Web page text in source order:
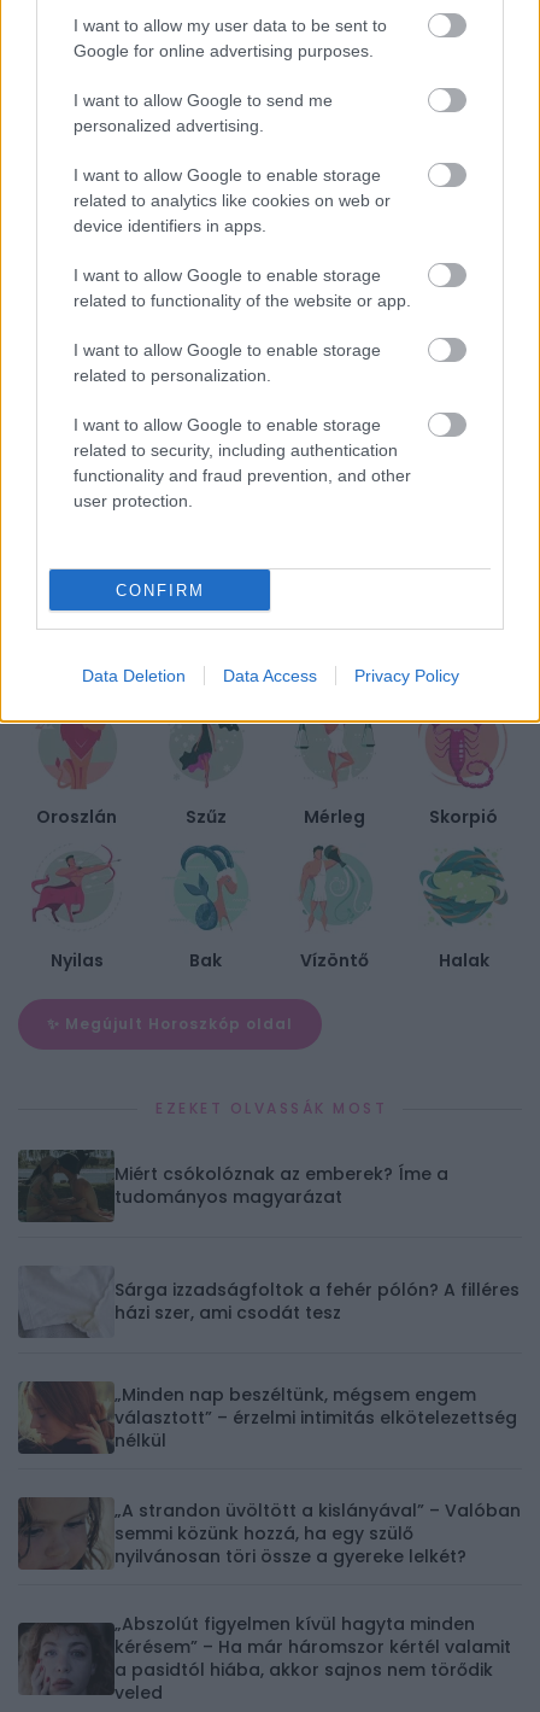
I want to allow my user data to be sent to
Google for online advertising purposes.
I want to allow Google to send me
personalized advertising.
I want to allow Google to enable storage
related to analytics like cookies on web or
device identifiers in apps.
I want to allow Google to enable storage
related to functionality of the website or app.
I want to allow Google to enable storage
related to personalization.
I want to allow Google to enable storage
related to security, including authentication
functionality and fraud prevention, and other
user protection.
CONFIRM
Data Deletion Data Access Privacy Policy
Bosszantó szúnyoghang éjjel? A filléres házi trükk, amitől
reggelig békén hagynak
Ezt a fehér ruhadarabot hordja idén nyáron minden
elegáns nő 40 felett
5 csillagjegy, akinek a nyár közepe váratlan gazdagságot
rosszabb utána
Miért csókolóznak az emberek? Íme a tudományos
magyarázat
Diétás vacsora ötletek: 30 könnyű, de laktató recept a
fogyáshoz
Kos Bika Ikrek Rák
Oroszlán Szűz Mérleg Skorpió
Nyilas Bak Vízöntő Halak
✨ Megújult Horoszkóp oldal
EZEKET OLVASSÁK MOST
Miért csókolóznak az emberek? Íme a
tudományos magyarázat
Sárga izzadságfoltok a fehér pólón? A filléres
házi szer, ami csodát tesz
„Minden nap beszéltünk, mégsem engem
választott” – érzelmi intimitás elkötelezettség
nélkül
„A strandon üvöltött a kislányával” – Valóban
semmi közünk hozzá, ha egy szülő
nyilvánosan töri össze a gyereke lelkét?
„Abszolút figyelmen kívül hagyta minden
kérésem” – Ha már háromszor kértél valamit
a pasidtól hiába, akkor sajnos nem törődik
veled